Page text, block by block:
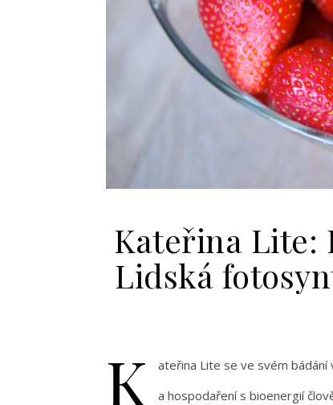
Kateřina Lite:
Lidská
K
ateřina Lite se ve svém
a hospodaření s bioenergií